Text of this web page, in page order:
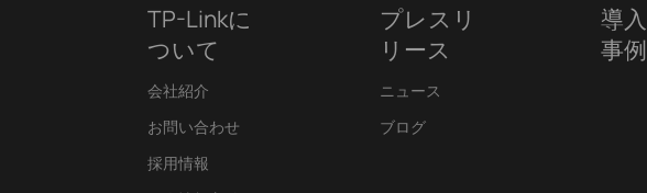
TP-Linkに
ついて
会社紹介
お問い合わせ
採用情報
プレスリ
リース
ニュース
ブログ
導入
事例